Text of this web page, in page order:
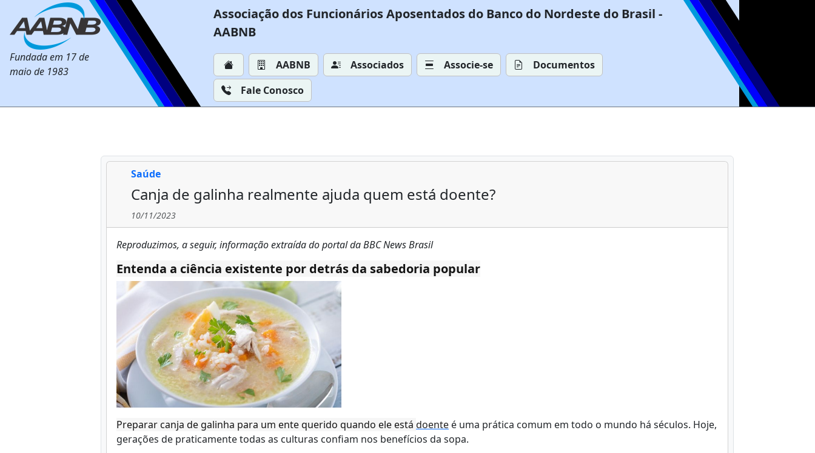
Fundada em 17 de
maio de 1983
Associação dos Funcionários Aposentados do Banco do Nordeste do Brasil -
AABNB
AABNB Associados Associe-se
Documentos
Fale Conosco
Saúde
Canja de galinha realmente ajuda quem está doente?
10/11/2023
Reproduzimos, a seguir, informação extraída do portal da BBC News Brasil
Entenda a ciência existente por detrás da sabedoria popular
Preparar canja de galinha para um ente querido quando ele está doente é uma prática comum em todo o mundo há séculos. Hoje,
gerações de praticamente todas as culturas confiam nos benefícios da sopa.